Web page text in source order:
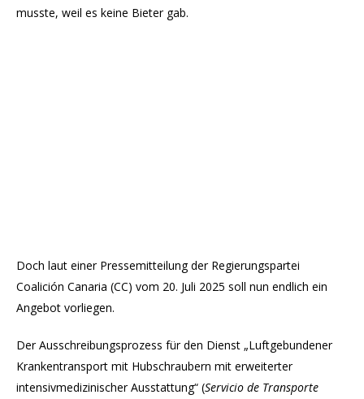
musste, weil es keine Bieter gab.
Doch laut einer Pressemitteilung der Regierungspartei
Coalición Canaria (CC) vom 20. Juli 2025 soll nun endlich ein
Angebot vorliegen.
Der Ausschreibungsprozess für den Dienst „Luftgebundener
Krankentransport mit Hubschraubern mit erweiterter
intensivmedizinischer Ausstattung“ (Servicio de Transporte